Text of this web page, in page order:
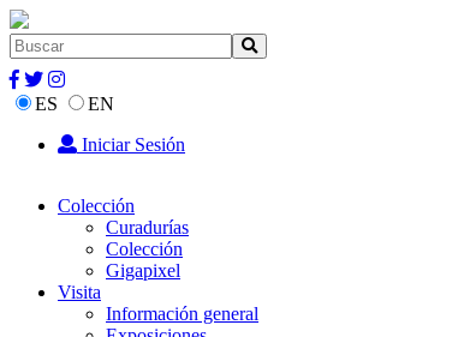
ES
EN
Iniciar Sesión
Colección
Curadurías
Colección
Gigapixel
Visita
Información general